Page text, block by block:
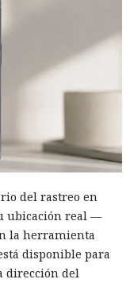
del rastreo en
ubicación real —
la herramienta
disponible para
dirección del